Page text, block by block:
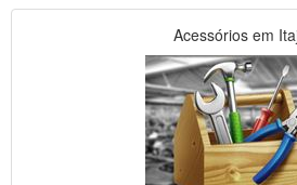
Acessórios em